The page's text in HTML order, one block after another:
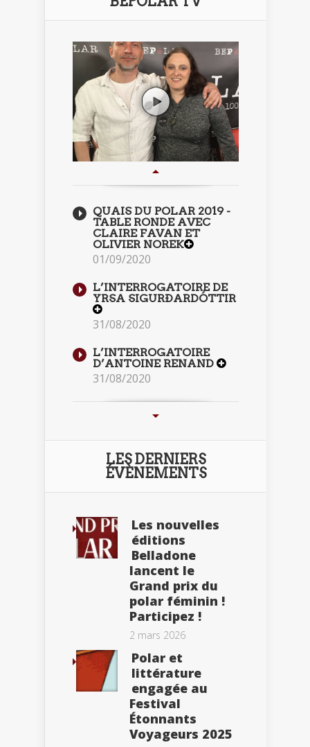
QUAIS DU POLAR 2019 -
TABLE RONDE AVEC
CLAIRE FAVAN ET
OLIVIER NOREK
01/09/2020
L’INTERROGATOIRE DE
YRSA SIGURÐARDÓTTIR
31/08/2020
L’INTERROGATOIRE
D’ANTOINE RENAND
31/08/2020
LES DERNIERS
ÉVÈNEMENTS
Les nouvelles
éditions
Belladone
lancent le
Grand prix du
polar féminin !
Participez !
2 mars 2026
Polar et
littérature
engagée au
Festival
Étonnants
Voyageurs 2025